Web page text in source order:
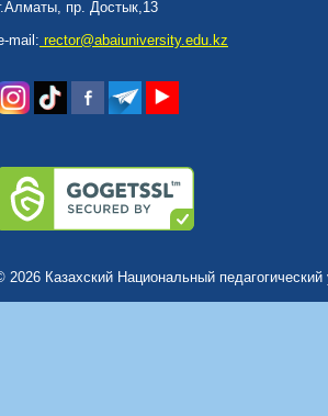
пр. Достык,13
mail: rector@abaiuniversity.edu.kz
2026 Казахский Национальный